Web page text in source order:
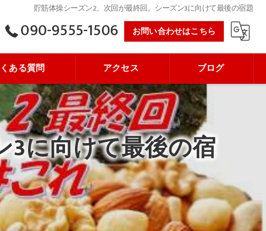
貯筋体操シーズン2、次回が最終回。シーズン3に向けて最後の宿題
090-9555-1506 お問い合わせはこちら
ある質問 アクセス ブログ
3に向けて最後の宿